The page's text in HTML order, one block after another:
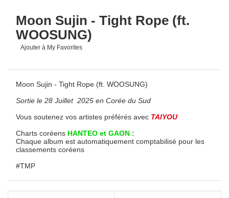
Moon Sujin - Tight Rope (ft.
WOOSUNG)
Ajouter à My Favorites
Moon Sujin - Tight Rope (ft. WOOSUNG)
Sortie le 28 Juillet 2025 en Corée du Sud
Vous soutenez vos artistes préférés avec TAIYOU
Charts coréens HANTEO et GAON :
Chaque album est automatiquement comptabilisé pour les
classements coréens
#TMP